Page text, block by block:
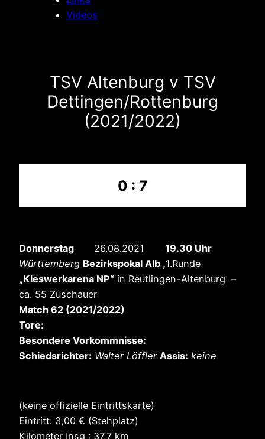
Videos
TSV Altenburg v TSV
Dettingen/Rottenburg
(2021/2022)
0 : 7
Donnerstag 26.08.2021 19.30 Uhr
Württemberg Bezirkspokal Alb ,1.Runde
„Kieswerkarena NP“ in Reutlingen-Altenburg –
ca. 55 Zuschauer
Match 62 (2021/2022)
Tore:
Besondere Vorkommnisse:
Schiedsrichter: Walter Löffler Assis: keine
(keine offizielle Eintrittskarte)
Eintritt: 3,00 € (Stehplatz)
Kilometer Insg : 37,7 km